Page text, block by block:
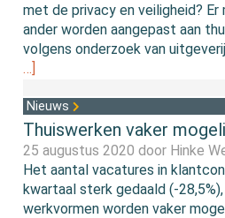
met de privacy en veiligheid?
ander worden aangepast aan
volgens onderzoek van
…]
Nieuws
Thuiswerken vaker
25 augustus 2020 door Hinke
Het aantal vacatures in
kwartaal sterk gedaald (-
werkvormen worden vaker